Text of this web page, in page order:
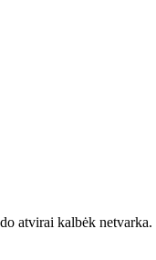
atvirai kalbėk netvarka.